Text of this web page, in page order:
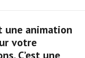
une animation
votre
C’est une